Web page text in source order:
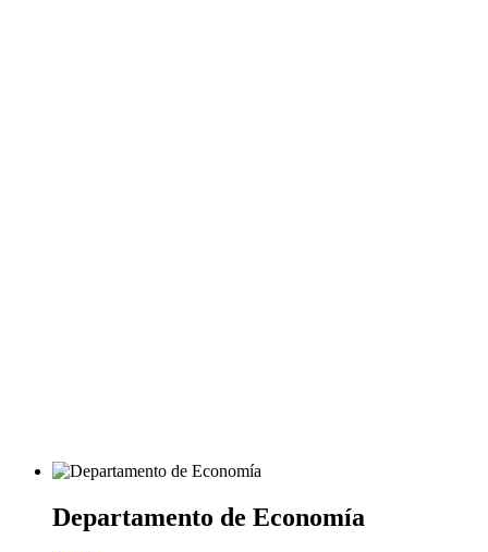
Departamento de Economía